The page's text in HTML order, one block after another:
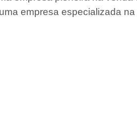
empresa especializada